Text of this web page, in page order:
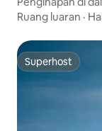
alam semula jadi
Ruang luaran ·
Superhost
Superhost